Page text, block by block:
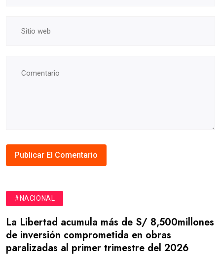
#NACIONAL
La Libertad acumula más de S/ 8,500millones
de inversión comprometida en obras
paralizadas al primer trimestre del 2026